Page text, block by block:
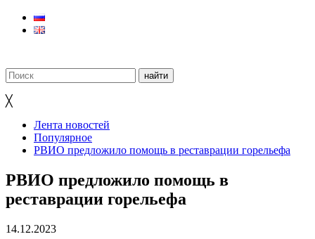
╳
Лента новостей
Популярное
РВИО предложило помощь в реставрации горельефа
РВИО предложило помощь в
реставрации горельефа
14.12.2023